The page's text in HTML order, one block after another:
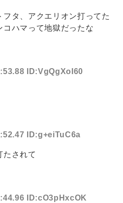
タ、アクエリオン打ってた
ハマって地獄だったな
ID:VgQgXoI60
ID:g+eiTuC6a
たされて
ID:cO3pHxcOK